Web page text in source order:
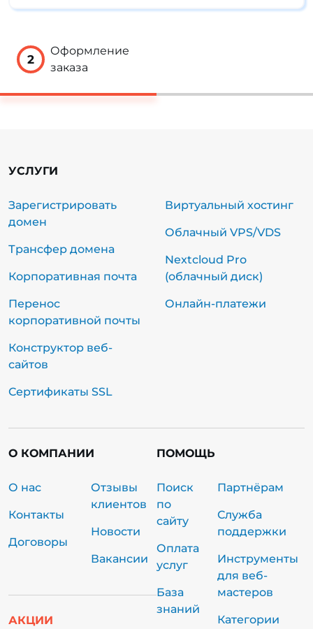
2
Оформление
заказа
УСЛУГИ
Зарегистрировать
домен
Трансфер домена
Корпоративная почта
Перенос
корпоративной почты
Конструктор веб-
сайтов
Сертификаты SSL
Виртуальный хостинг
Облачный VPS/VDS
Nextcloud Pro
(облачный диск)
Онлайн-платежи
О КОМПАНИИ
О нас
Контакты
Договоры
Отзывы
клиентов
Новости
Вакансии
АКЦИИ
ПОМОЩЬ
Поиск
по
сайту
Оплата
услуг
База
знаний
Партнёрам
Служба
поддержки
Инструменты
для веб-
мастеров
Категории